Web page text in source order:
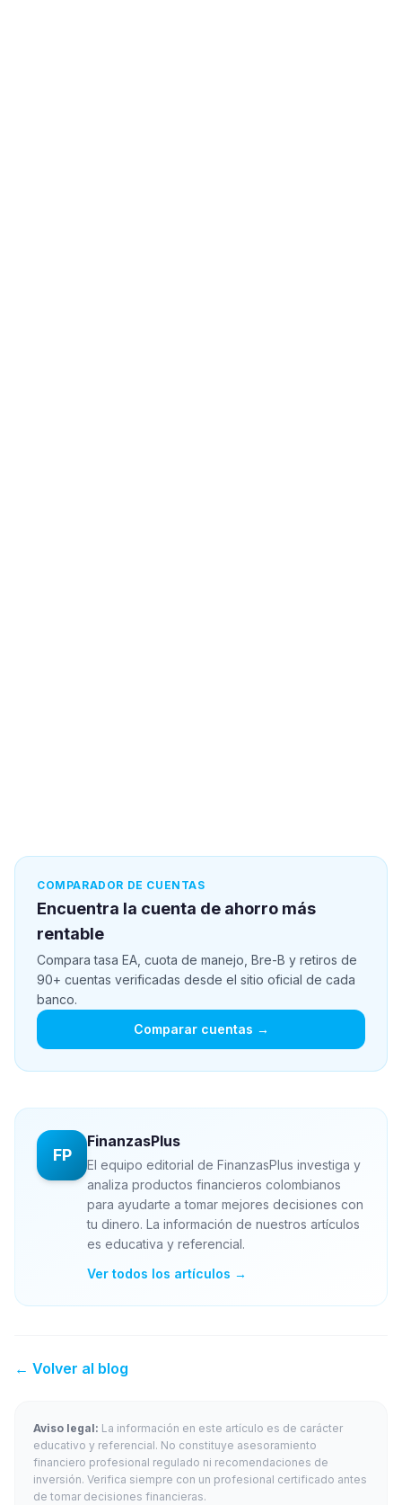
COMPARADOR DE CUENTAS
Encuentra la cuenta de ahorro más
rentable
Compara tasa EA, cuota de manejo, Bre-B y retiros de
90+ cuentas verificadas desde el sitio oficial de cada
banco.
Comparar cuentas →
FP
FinanzasPlus
El equipo editorial de FinanzasPlus investiga y
analiza productos financieros colombianos
para ayudarte a tomar mejores decisiones con
tu dinero. La información de nuestros artículos
es educativa y referencial.
Ver todos los artículos →
← Volver al blog
Aviso legal: La información en este artículo es de carácter
educativo y referencial. No constituye asesoramiento
financiero profesional regulado ni recomendaciones de
inversión. Verifica siempre con un profesional certificado antes
de tomar decisiones financieras.